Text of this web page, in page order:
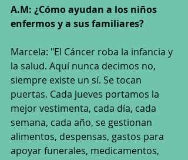
A.M: ¿Cómo ayudan a los niños
enfermos y a sus familiares?
Marcela: "El Cáncer roba la infancia y
la salud. Aquí nunca decimos no,
siempre existe un sí. Se tocan
puertas. Cada jueves portamos la
mejor vestimenta, cada día, cada
semana, cada año, se gestionan
alimentos, despensas, gastos para
apoyar funerales, medicamentos,